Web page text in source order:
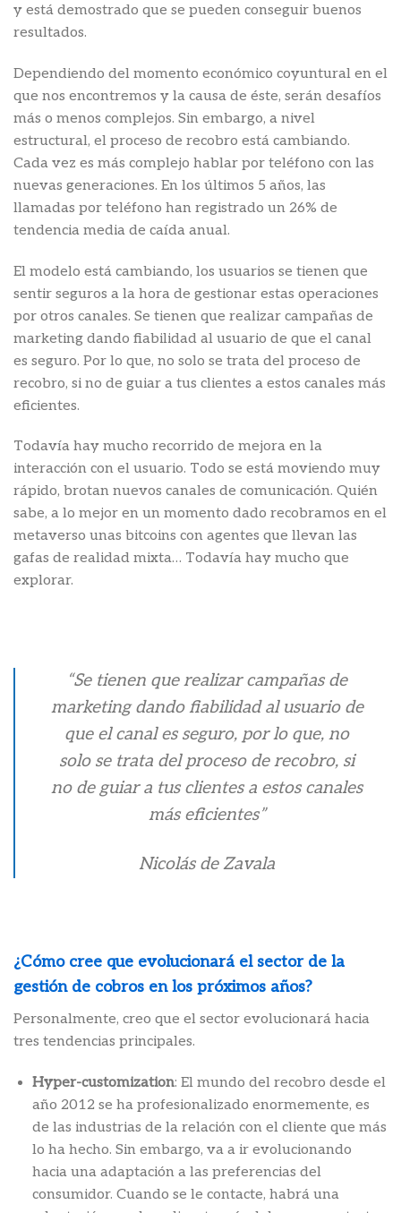
y está demostrado que se pueden conseguir buenos
resultados.
Dependiendo del momento económico coyuntural en el
que nos encontremos y la causa de éste, serán desafíos
más o menos complejos. Sin embargo, a nivel
estructural, el proceso de recobro está cambiando.
Cada vez es más complejo hablar por teléfono con las
nuevas generaciones. En los últimos 5 años, las
llamadas por teléfono han registrado un 26% de
tendencia media de caída anual.
El modelo está cambiando, los usuarios se tienen que
sentir seguros a la hora de gestionar estas operaciones
por otros canales. Se tienen que realizar campañas de
marketing dando fiabilidad al usuario de que el canal
es seguro. Por lo que, no solo se trata del proceso de
recobro, si no de guiar a tus clientes a estos canales más
eficientes.
Todavía hay mucho recorrido de mejora en la
interacción con el usuario. Todo se está moviendo muy
rápido, brotan nuevos canales de comunicación. Quién
sabe, a lo mejor en un momento dado recobramos en el
metaverso unas bitcoins con agentes que llevan las
gafas de realidad mixta… Todavía hay mucho que
explorar.
“Se tienen que realizar campañas de
marketing dando fiabilidad al usuario de
que el canal es seguro, por lo que, no
solo se trata del proceso de recobro, si
no de guiar a tus clientes a estos canales
más eficientes”
Nicolás de Zavala
¿Cómo cree que evolucionará el sector de la
gestión de cobros en los próximos años?
Personalmente, creo que el sector evolucionará hacia
tres tendencias principales.
Hyper-customization: El mundo del recobro desde el
año 2012 se ha profesionalizado enormemente, es
de las industrias de la relación con el cliente que más
lo ha hecho. Sin embargo, va a ir evolucionando
hacia una adaptación a las preferencias del
consumidor. Cuando se le contacte, habrá una